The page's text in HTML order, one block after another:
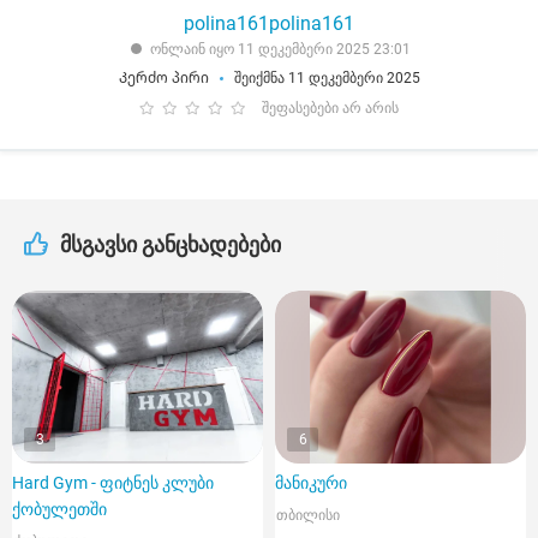
polina161polina161
ონლაინ იყო 11 დეკემბერი 2025 23:01
Კერძო პირი
შეიქმნა 11 დეკემბერი 2025
შეფასებები არ არის
მსგავსი განცხადებები
3
Hard Gym - ფიტნეს კლუბი
ქობულეთში
6
მანიკური
თბილისი